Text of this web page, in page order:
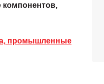
компонентов,
промышленные